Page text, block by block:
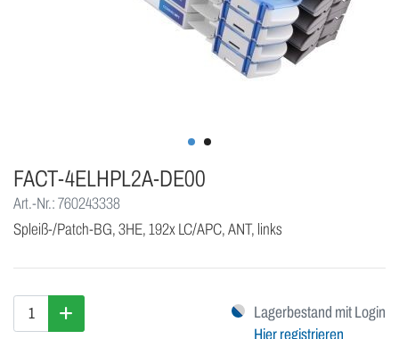
FACT-4ELHPL2A-DE00
Art.-Nr.: 760243338
Spleiß-/Patch-BG, 3HE, 192x LC/APC, ANT, links
Lagerbestand mit Login
Hier registrieren